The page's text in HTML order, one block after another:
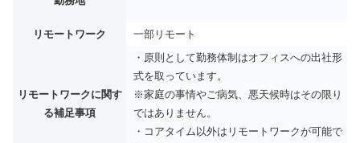
リモートワーク 一部リモート
リモートワークに関す
る補足事項
・原則として勤務体制はオフィスへの出社形
式を取っています。
※家庭の事情やご病気、悪天候時はその限り
ではありません。
・コアタイム以外はリモートワークが可能で